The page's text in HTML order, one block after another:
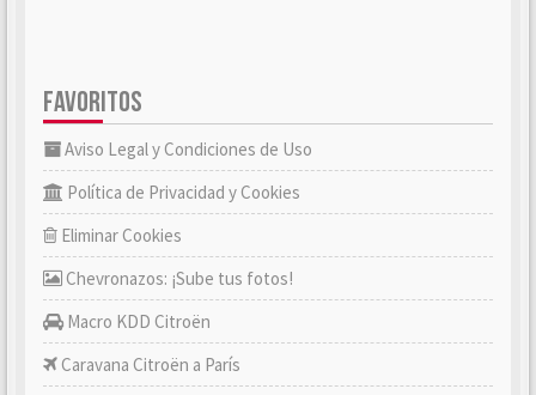
FAVORITOS
Aviso Legal y Condiciones de Uso
Política de Privacidad y Cookies
Eliminar Cookies
Chevronazos: ¡Sube tus fotos!
Macro KDD Citroën
Caravana Citroën a París